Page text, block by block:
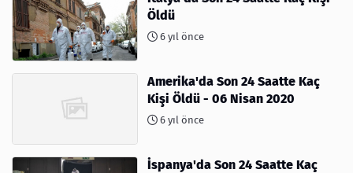
Öldü
6 yıl önce
Amerika'da Son 24 Saatte Kaç
Kişi Öldü - 06 Nisan 2020
6 yıl önce
İspanya'da Son 24 Saatte Kaç